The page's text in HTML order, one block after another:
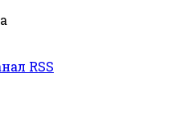
RSS